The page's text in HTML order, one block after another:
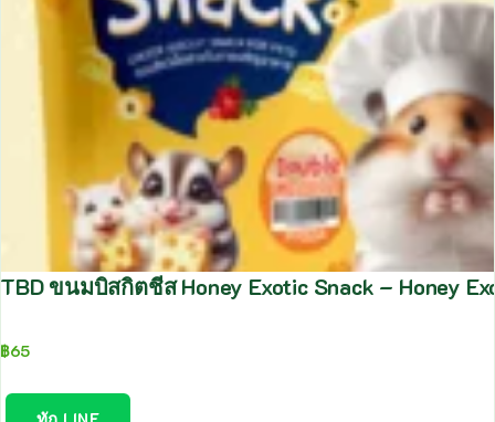
TBD ขนมบิสกิตชีส Honey Exotic Snack – Honey
฿65